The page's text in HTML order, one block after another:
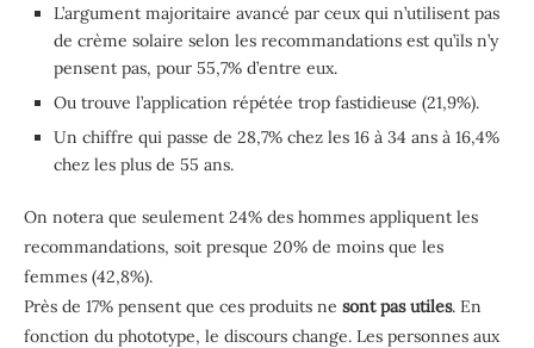
L’argument majoritaire avancé par ceux qui n’utilisent pas
de crème solaire selon les recommandations est qu’ils n’y
pensent pas, pour 55,7% d’entre eux.
Ou trouve l’application répétée trop fastidieuse (21,9%).
Un chiffre qui passe de 28,7% chez les 16 à 34 ans à 16,4%
chez les plus de 55 ans.
On notera que seulement 24% des hommes appliquent les
recommandations, soit presque 20% de moins que les
femmes (42,8%).
Près de 17% pensent que ces produits ne sont pas utiles. En
fonction du phototype, le discours change. Les personnes aux